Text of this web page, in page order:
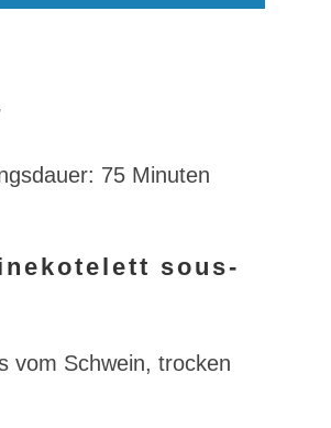
75 Minuten
sous-
vom Schwein, trocken